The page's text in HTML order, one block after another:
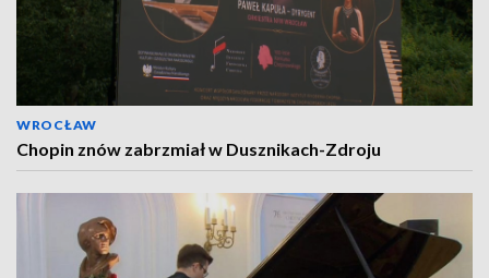
WROCŁAW
Chopin znów zabrzmiał w Dusznikach-Zdroju